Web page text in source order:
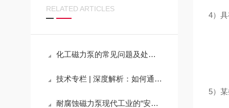
RELATED ARTICLES
化工磁力泵的常见问题及处理方式
技术专栏 | 深度解析：如何通过磁力泵实现化工流程的“零泄漏”与高可靠性运行
耐腐蚀磁力泵现代工业的“安全卫士”
4）
5）